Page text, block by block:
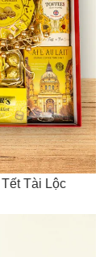
Tài Lộc